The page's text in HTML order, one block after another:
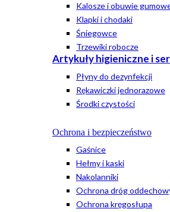
Kalosze i obuwie
Klapki i chodaki
Śniegowce
Trzewiki robocze
Artykuły higieniczne i
Płyny do dezynfekcji
Rękawiczki jednorazowe
Środki czystości
Ochrona i bezpieczeństwo
Gaśnice
Hełmy i kaski
Nakolanniki
Ochrona dróg
Ochrona kręgosłupa